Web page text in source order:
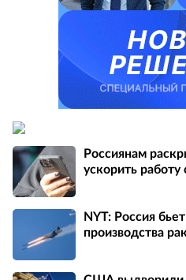
Россиянам
ускорить
NYT: Россия
производства